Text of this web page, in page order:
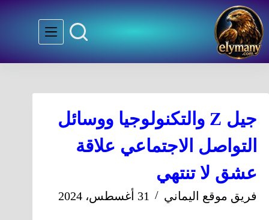
جيل Z والتكنولوجيا ووسائل
التواصل الاجتماعي علاقة
عشق لا تنتهي
فريق موقع اليماني 31 أغسطس، 2024